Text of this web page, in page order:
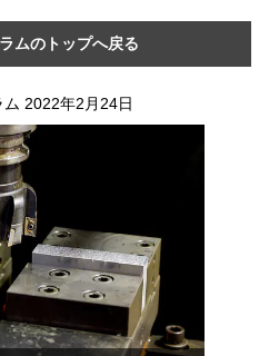
ムのトップへ戻る
2022年2月24日